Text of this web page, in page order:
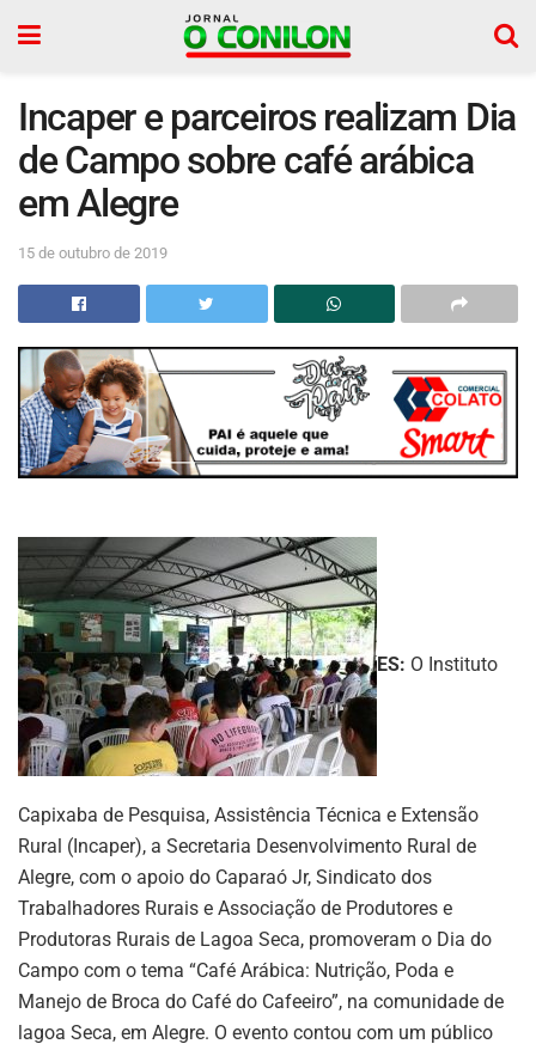
Incaper e parceiros realizam Dia
de Campo sobre café arábica
em Alegre
15 de outubro de 2019
ES: O Instituto
Capixaba de Pesquisa, Assistência Técnica e Extensão
Rural (Incaper), a Secretaria Desenvolvimento Rural de
Alegre, com o apoio do Caparaó Jr, Sindicato dos
Trabalhadores Rurais e Associação de Produtores e
Produtoras Rurais de Lagoa Seca, promoveram o Dia do
Campo com o tema “Café Arábica: Nutrição, Poda e
Manejo de Broca do Café do Cafeeiro”, na comunidade de
lagoa Seca, em Alegre. O evento contou com um público